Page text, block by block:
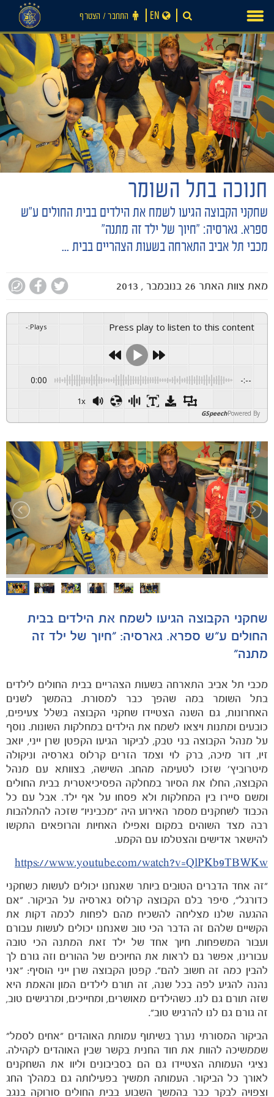
חדשות
הקבוצות
ותוצאות
content
התחבר ‪/‬ הצטרף EN
חנוכה בתל השומר
שחקני הקבוצה הגיעו לשמח את הילדים בבית החולים ע"ש
ספרא. גארסיה: "חיוך של ילד זה מתנה"
מכבי תל אביב התארחה בשעות הצהריים בבית ...
מאת צוות האתר 26 בנובמבר , 2013
Press play to listen to this content
Plays
:
-
0:00 -:--
1x
Powered By
GSpeech
שחקני הקבוצה הגיעו לשמח את הילדים בבית
החולים ע"ש ספרא. גארסיה: "חיוך של ילד זה
מתנה"
מכבי תל אביב התארחה בשעות הצהריים בבית החולים לילדים
בתל השומר במה שהפך כבר למסורת. בהמשך לשנים
האחרונות, גם השנה הצטיידו שחקני הקבוצה בשלל צעיפים,
כובעים ומתנות ויצאו לשמח את הילדים במחלקות השונות. נוסף
על מנהל הקבוצה בני טבק, לביקור הגיעו הקפטן שרן ייני, יואב
זיו, דור מיכה, ברק לוי וצמד הזרים קרלוס גארסיה וניקולה
מיטרוביץ' שזכו לטעימה מהחג. השישה, בצוותא עם מנהל
הקבוצה, החלו את הסיור במחלקה הפסיכיאטרית בבית החולים
ומשם סיירו בין המחלקות ולא פסחו על אף ילד. אבל עם כל
הכבוד לשחקנים מסמר האירוע היה "מכביניו" שזכה להתלהבות
רבה מצד השוהים במקום ואפילו האחיות והרופאים התקשו
להישאר אדישים והצטלמו עם הקמע.
https://www.youtube.com/watch?v=QlPKb9TBWKw
"זה אחד הדברים הטובים ביותר שאנחנו יכולים לעשות כשחקני
כדורגל", סיפר בלם הקבוצה קרלוס גארסיה על הביקור. "אם
ההגעה שלנו מצליחה להשכיח מהם לפחות לכמה דקות את
הקשיים שלהם זה הדבר הכי טוב שאנחנו יכולים לעשות עבורם
ועבור המשפחות. חיוך אחד של ילד זאת המתנה הכי טובה
עבורינו, אפשר גם לראות את החיוכים של ההורים וזה גורם לך
להבין כמה זה חשוב להם". קפטן הקבוצה שרן ייני הוסיף: "אני
נהנה להגיע לפה בכל שנה, זה תורם לילדים המון והאמת היא
שזה תורם גם לנו. כשהילדים מאושרים, ומחייכים, ומרגישים טוב,
זה גורם גם לנו להרגיש טוב".
הביקור המסורתי נערך בשיתוף עמותת האוהדים "אחים לסמל"
שממשיכה להוות את חוד החנית בקשר שבין האוהדים לקהילה.
נציגי העמותה הצטיידו גם הם בסביבונים וליוו את השחקנים
לאורך כל הביקור. העמותה תמשיך בפעילותה גם במהלך החג
וצפויה לבקר כבר בהמשך השבוע בבית החולים סורוקה בנגב